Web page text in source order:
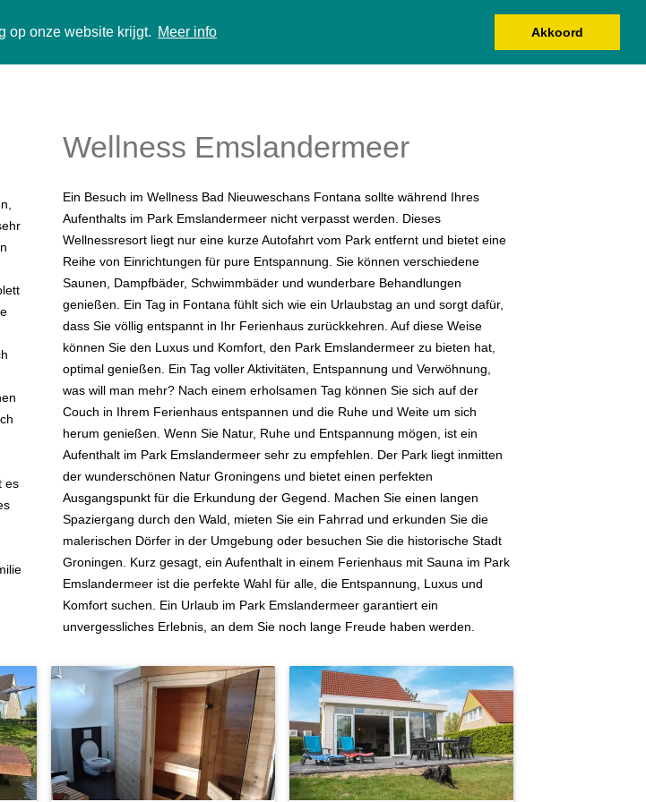
op onze website krijgt. Meer info Akkoord
UNSERE BUNGALOWS
es
Wellness Emslandermeer
Ein Besuch im Wellness Bad Nieuweschans Fontana sollte während Ihres
Aufenthalts im Park Emslandermeer nicht verpasst werden. Dieses
Wellnessresort liegt nur eine kurze Autofahrt vom Park entfernt und bietet eine
Reihe von Einrichtungen für pure Entspannung. Sie können verschiedene
Saunen, Dampfbäder, Schwimmbäder und wunderbare Behandlungen
genießen. Ein Tag in Fontana fühlt sich wie ein Urlaubstag an und sorgt dafür,
dass Sie völlig entspannt in Ihr Ferienhaus zurückkehren. Auf diese Weise
können Sie den Luxus und Komfort, den Park Emslandermeer zu bieten hat,
optimal genießen. Ein Tag voller Aktivitäten, Entspannung und Verwöhnung,
was will man mehr? Nach einem erholsamen Tag können Sie sich auf der
Couch in Ihrem Ferienhaus entspannen und die Ruhe und Weite um sich
herum genießen. Wenn Sie Natur, Ruhe und Entspannung mögen, ist ein
Aufenthalt im Park Emslandermeer sehr zu empfehlen. Der Park liegt inmitten
der wunderschönen Natur Groningens und bietet einen perfekten
Ausgangspunkt für die Erkundung der Gegend. Machen Sie einen langen
Spaziergang durch den Wald, mieten Sie ein Fahrrad und erkunden Sie die
malerischen Dörfer in der Umgebung oder besuchen Sie die historische Stadt
Groningen. Kurz gesagt, ein Aufenthalt in einem Ferienhaus mit Sauna im Park
Emslandermeer ist die perfekte Wahl für alle, die Entspannung, Luxus und
Komfort suchen. Ein Urlaub im Park Emslandermeer garantiert ein
unvergessliches Erlebnis, an dem Sie noch lange Freude haben werden.